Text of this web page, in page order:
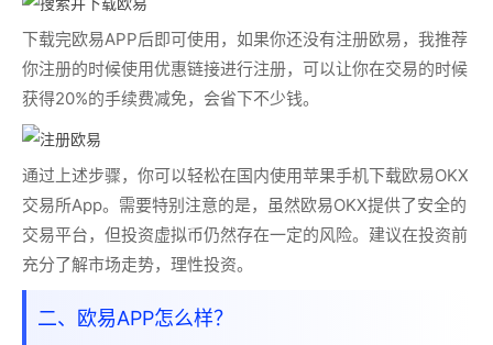
下载完欧易APP后即可使用，如果你还没有注册欧易，我推荐
你注册的时候使用优惠链接进行注册，可以让你在交易的时候
获得20%的手续费减免，会省下不少钱。
通过上述步骤，你可以轻松在国内使用苹果手机下载欧易OKX
交易所App。需要特别注意的是，虽然欧易OKX提供了安全的
交易平台，但投资虚拟币仍然存在一定的风险。建议在投资前
充分了解市场走势，理性投资。
二、欧易APP怎么样？